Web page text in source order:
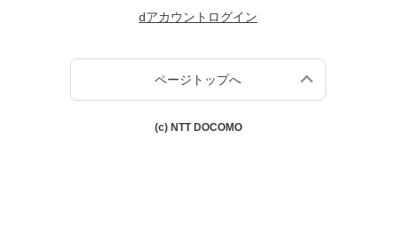
dアカウントログイン
ページトップへ
(c) NTT DOCOMO